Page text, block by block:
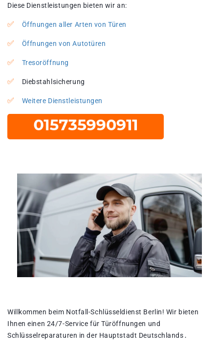
Diese Dienstleistungen bieten wir an:
Öffnungen aller Arten von Türen
Öffnungen von Autotüren
Tresoröffnung
Diebstahlsicherung
Weitere Dienstleistungen
Willkommen beim Notfall-Schlüsseldienst Berlin!​ Wir bieten
Ihnen einen 24/7-Service für Türöffnungen und
Schlüsselreparaturen in der Hauptstadt Deutschlands․